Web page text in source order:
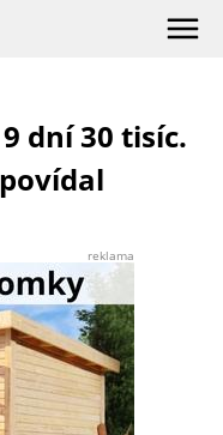
dní 30 tisíc.
reklama